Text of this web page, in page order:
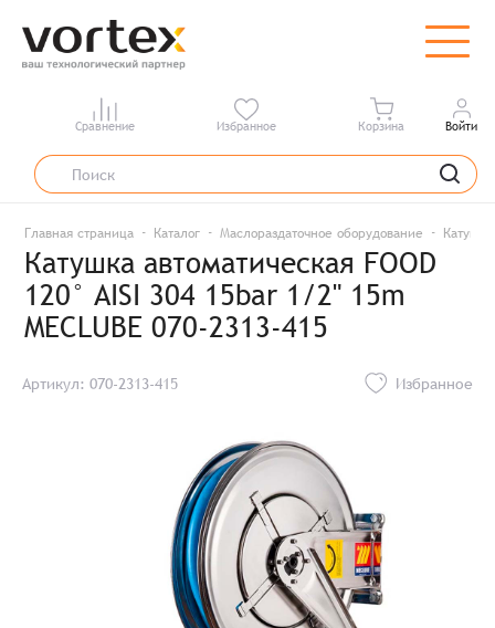
Сравнение Избранное Корзина Войти
Главная страница Каталог Маслораздаточное оборудование
Катушка автоматическая FOOD
120° AISI 304 15bar 1/2" 15m
MECLUBE 070-2313-415
Артикул: 070-2313-415 Избранное